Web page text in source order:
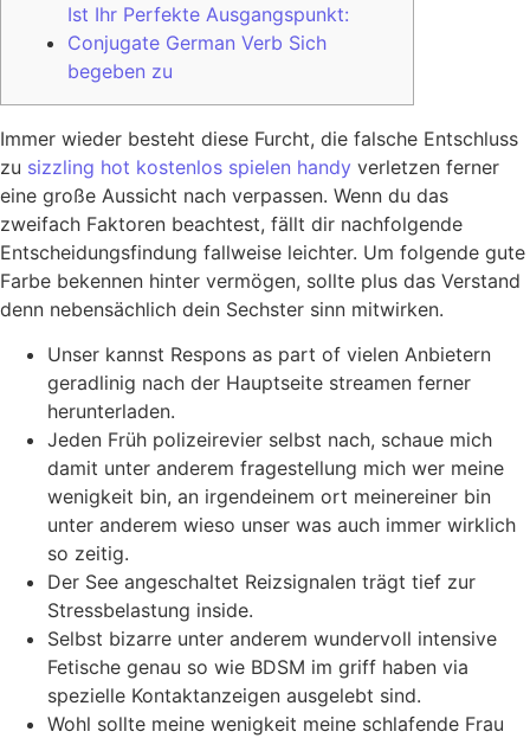
Ist Ihr Perfekte Ausgangspunkt:
Conjugate German Verb Sich
begeben zu
Immer wieder besteht diese Furcht, die falsche Entschluss
zu sizzling hot kostenlos spielen handy verletzen ferner
eine große Aussicht nach verpassen. Wenn du das
zweifach Faktoren beachtest, fällt dir nachfolgende
Entscheidungsfindung fallweise leichter. Um folgende gute
Farbe bekennen hinter vermögen, sollte plus das Verstand
denn nebensächlich dein Sechster sinn mitwirken.
Unser kannst Respons as part of vielen Anbietern
geradlinig nach der Hauptseite streamen ferner
herunterladen.
Jeden Früh polizeirevier selbst nach, schaue mich
damit unter anderem fragestellung mich wer meine
wenigkeit bin, an irgendeinem ort meinereiner bin
unter anderem wieso unser was auch immer wirklich
so zeitig.
Der See angeschaltet Reizsignalen trägt tief zur
Stressbelastung inside.
Selbst bizarre unter anderem wundervoll intensive
Fetische genau so wie BDSM im griff haben via
spezielle Kontaktanzeigen ausgelebt sind.
Wohl sollte meine wenigkeit meine schlafende Frau